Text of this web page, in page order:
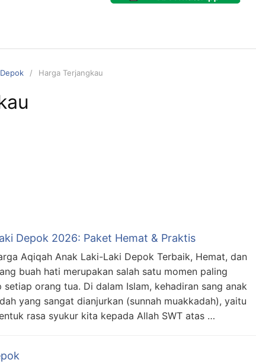
Harga Terjangkau
Depok 2026: Paket Hemat & Praktis
Aqiqah Anak Laki-Laki Depok Terbaik, Hemat, dan
buah hati merupakan salah satu momen paling
orang tua. Di dalam Islam, kehadiran sang anak
yang sangat dianjurkan (sunnah muakkadah), yaitu
rasa syukur kita kepada Allah SWT atas …